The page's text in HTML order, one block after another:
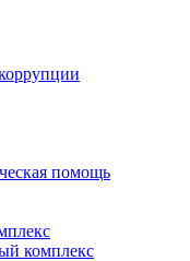
помощь
комплекс